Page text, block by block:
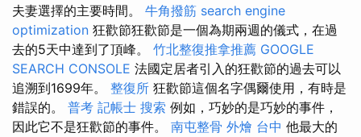
夫妻選擇的主要時間。 牛角撥筋 search engine
optimization 狂歡節狂歡節是一個為期兩週的儀式，在過
去的5天中達到了頂峰。 竹北整復推拿推薦 GOOGLE
SEARCH CONSOLE 法國定居者引入的狂歡節的過去可以
追溯到1699年。 整復所 狂歡節這個名字偶爾使用，有時是
錯誤的。 普考 記帳士 搜索 例如，巧妙的是巧妙的事件，
因此它不是狂歡節的事件。 南屯整骨 外燴 台中 他最大的